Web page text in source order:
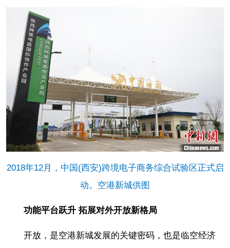
2018年12月，中国(西安)跨境电子商务综合试验区正式启
动。空港新城供图
功能平台跃升 拓展对外开放新格局
开放，是空港新城发展的关键密码，也是临空经济